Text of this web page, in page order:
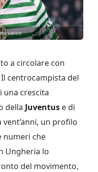
a circolare con
centrocampista del
una crescita
della Juventus e di
un profilo
numeri che
Ungheria lo
del movimento,